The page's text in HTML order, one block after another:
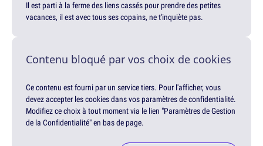
Il est parti à la ferme des liens cassés pour prendre des petites
vacances, il est avec tous ses copains, ne t'inquiète pas.
Contenu bloqué par vos choix de cookies
Ce contenu est fourni par un service tiers. Pour l'afficher, vous
devez accepter les cookies dans vos paramètres de confidentialité.
Modifiez ce choix à tout moment via le lien "Paramètres de Gestion
de la Confidentialité" en bas de page.